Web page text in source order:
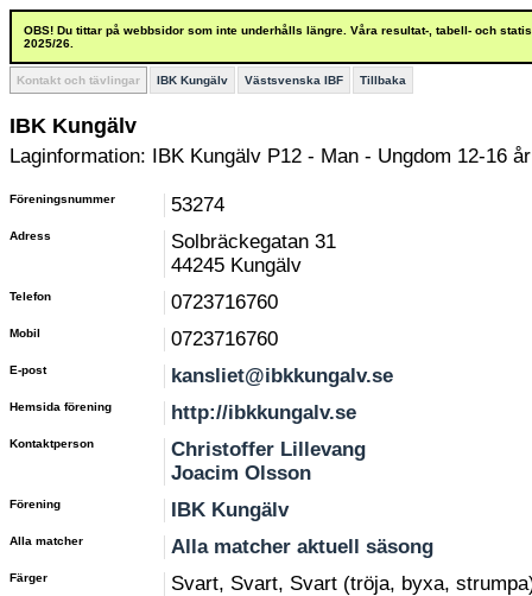
OBS! Du tittar på webbsidor som inte underhålls längre. Våra resultat-, tabell- och
2025/26.
Kontakt och tävlingar IBK Kungälv Västsvenska IBF Tillbaka
IBK Kungälv
Laginformation: IBK Kungälv P12 - Man - Ungdom 12-16 år
Föreningsnummer 53274
Adress
Solbräckegatan 31
44245 Kungälv
Telefon 0723716760
Mobil 0723716760
E-post kansliet@ibkkungalv.se
Hemsida förening http://ibkkungalv.se
Kontaktperson
Christoffer Lillevang
Joacim Olsson
Förening IBK Kungälv
Alla matcher Alla matcher aktuell säsong
Färger Svart, Svart, Svart (tröja, byxa,